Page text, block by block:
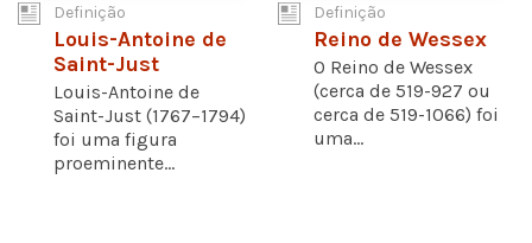
Definição
Louis-Antoine de
Saint-Just
Louis-Antoine de
Saint-Just (1767–1794)
foi uma figura
proeminente...
Definição
Reino de Wessex
O Reino de Wessex
(cerca de 519-927 ou
cerca de 519-1066) foi
uma...